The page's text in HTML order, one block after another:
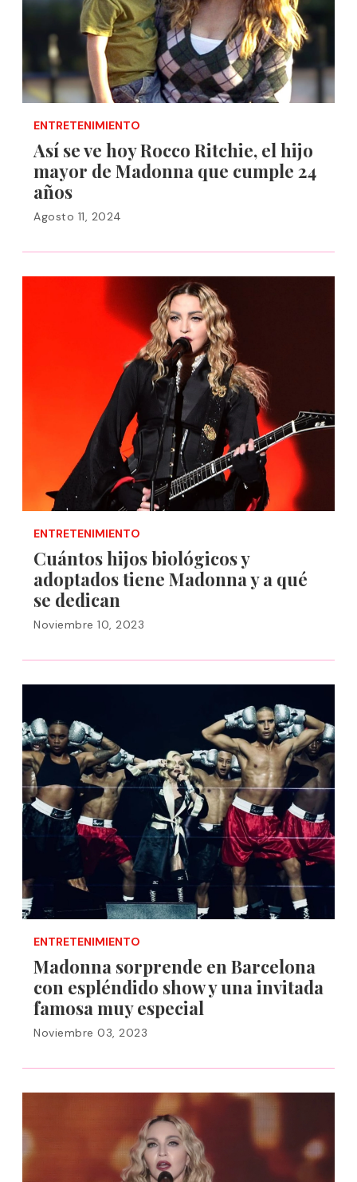
ENTRETENIMIENTO
Así se ve hoy Rocco Ritchie, el hijo
mayor de Madonna que cumple 24
años
Agosto 11, 2024
ENTRETENIMIENTO
Cuántos hijos biológicos y
adoptados tiene Madonna y a qué
se dedican
Noviembre 10, 2023
ENTRETENIMIENTO
Madonna sorprende en Barcelona
con espléndido show y una invitada
famosa muy especial
Noviembre 03, 2023